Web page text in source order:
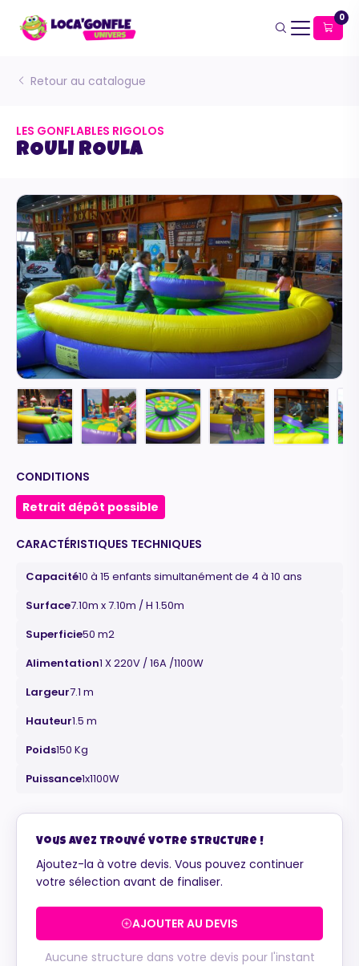
0
Retour au catalogue
LES GONFLABLES RIGOLOS
ROULI ROULA
CONDITIONS
Retrait dépôt possible
CARACTÉRISTIQUES TECHNIQUES
Capacité10 à 15 enfants simultanément de 4 à 10 ans
Surface7.10m x 7.10m / H 1.50m
Superficie50 m2
Alimentation1 X 220V / 16A /1100W
Largeur7.1 m
Hauteur1.5 m
Poids150 Kg
Puissance1x1100W
Vous avez trouvé votre structure !
Ajoutez-la à votre devis. Vous pouvez continuer
votre sélection avant de finaliser.
AJOUTER AU DEVIS
Aucune structure dans votre devis pour l'instant
Configurateur IA · En ligne